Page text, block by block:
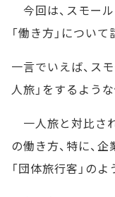
今回は、スモー
「働き方」について
一言でいえば、ス
人旅」をするよう
一人旅と対比さ
の働き方、特に、
「団体旅行客」の